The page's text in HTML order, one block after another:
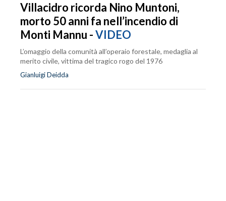
Villacidro ricorda Nino Muntoni,
morto 50 anni fa nell’incendio di
Monti Mannu -VIDEO
L’omaggio della comunità all’operaio forestale, medaglia al
merito civile, vittima del tragico rogo del 1976
Gianluigi Deidda